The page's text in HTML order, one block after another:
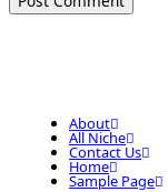
About
All Niche
Contact Us
Home
Sample Page